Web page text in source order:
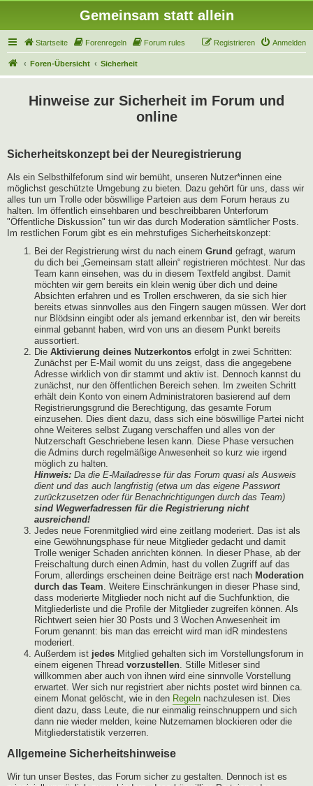
Gemeinsam statt allein
Startseite Forenregeln Forum rules Anmelden
Registrieren
Foren-Übersicht Sicherheit
Hinweise zur Sicherheit im Forum und
online
Sicherheitskonzept bei der Neuregistrierung
Als ein Selbsthilfeforum sind wir bemüht, unseren Nutzer*innen eine
möglichst geschützte Umgebung zu bieten. Dazu gehört für uns, dass wir
alles tun um Trolle oder böswillige Parteien aus dem Forum heraus zu
halten. Im öffentlich einsehbaren und beschreibbaren Unterforum
"Öffentliche Diskussion" tun wir das durch Moderation sämtlicher Posts.
Im restlichen Forum gibt es ein mehrstufiges Sicherheitskonzept:
Bei der Registrierung wirst du nach einem Grund gefragt, warum
du dich bei „Gemeinsam statt allein“ registrieren möchtest. Nur das
Team kann einsehen, was du in diesem Textfeld angibst. Damit
möchten wir gern bereits ein klein wenig über dich und deine
Absichten erfahren und es Trollen erschweren, da sie sich hier
bereits etwas sinnvolles aus den Fingern saugen müssen. Wer dort
nur Blödsinn eingibt oder als jemand erkennbar ist, den wir bereits
einmal gebannt haben, wird von uns an diesem Punkt bereits
aussortiert.
Die Aktivierung deines Nutzerkontos erfolgt in zwei Schritten:
Zunächst per E-Mail womit du uns zeigst, dass die angegebene
Adresse wirklich von dir stammt und aktiv ist. Dennoch kannst du
zunächst, nur den öffentlichen Bereich sehen. Im zweiten Schritt
erhält dein Konto von einem Administratoren basierend auf dem
Registrierungsgrund die Berechtigung, das gesamte Forum
einzusehen. Dies dient dazu, dass sich eine böswillige Partei nicht
ohne Weiteres selbst Zugang verschaffen und alles von der
Nutzerschaft Geschriebene lesen kann. Diese Phase versuchen
die Admins durch regelmäßige Anwesenheit so kurz wie irgend
möglich zu halten.
Hinweis: Da die E-Mailadresse für das Forum quasi als Ausweis
dient und das auch langfristig (etwa um das eigene Passwort
zurückzusetzen oder für Benachrichtigungen durch das Team)
sind Wegwerfadressen für die Registrierung nicht
ausreichend!
Jedes neue Forenmitglied wird eine zeitlang moderiert. Das ist als
eine Gewöhnungsphase für neue Mitglieder gedacht und damit
Trolle weniger Schaden anrichten können. In dieser Phase, ab der
Freischaltung durch einen Admin, hast du vollen Zugriff auf das
Forum, allerdings erscheinen deine Beiträge erst nach Moderation
durch das Team. Weitere Einschränkungen in dieser Phase sind,
dass moderierte Mitglieder noch nicht auf die Suchfunktion, die
Mitgliederliste und die Profile der Mitglieder zugreifen können. Als
Richtwert seien hier 30 Posts und 3 Wochen Anwesenheit im
Forum genannt: bis man das erreicht wird man idR mindestens
moderiert.
Außerdem ist jedes Mitglied gehalten sich im Vorstellungsforum in
einem eigenen Thread vorzustellen. Stille Mitleser sind
willkommen aber auch von ihnen wird eine sinnvolle Vorstellung
erwartet. Wer sich nur registriert aber nichts postet wird binnen ca.
einem Monat gelöscht, wie in den Regeln nachzulesen ist. Dies
dient dazu, dass Leute, die nur einmalig reinschnuppern und sich
dann nie wieder melden, keine Nutzernamen blockieren oder die
Mitgliederstatistik verzerren.
Allgemeine Sicherheitshinweise
Wir tun unser Bestes, das Forum sicher zu gestalten. Dennoch ist es